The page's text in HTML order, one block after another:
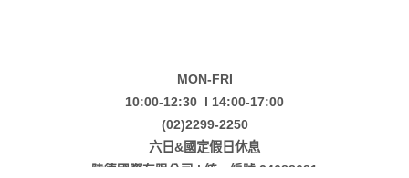
MON-FRI
10:00-12:30 l 14:00-17:00
(02)2299-2250
六日&國定假日休息
陸德國際有限公司 | 統一編號 24688681